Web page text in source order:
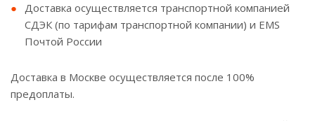
Доставка осуществляется транспортной компанией
СДЭК (по тарифам транспортной компании) и EMS
Почтой России
Доставка в Москве осуществляется после 100%
предоплаты.